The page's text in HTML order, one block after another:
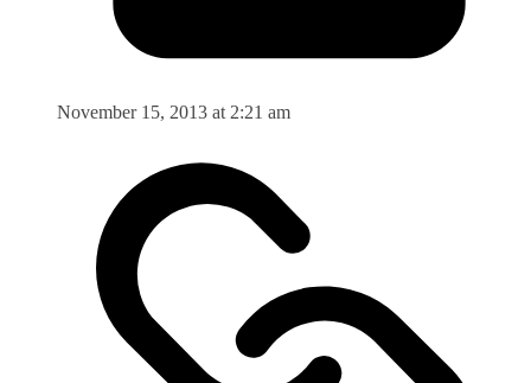
November 15, 2013 at 2:21 am